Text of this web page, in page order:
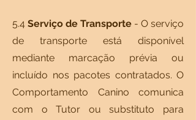
5.4 Serviço de Transporte - O serviço
de transporte está disponível
mediante marcação prévia ou
incluído nos pacotes contratados. O
Comportamento Canino comunica
com o Tutor ou substituto para